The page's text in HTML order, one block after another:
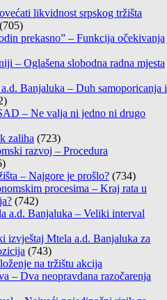
likvidnost srpskog tržišta
(705)
prekasno” – Funkcija očekivanja
– Oglašena slobodna radna mjesta
Banjaluka – Duh samoporicanja i
– Ne valja ni jedno ni drugo
zaliha (723)
razvoj – Procedura
– Najgore je prošlo? (734)
procesima – Kraj rata u
(742)
a.d. Banjaluka – Veliki interval
izvještaj Mtela a.d. Banjaluka za
(743)
na tržištu akcija
– Dva neopravdana razočarenja